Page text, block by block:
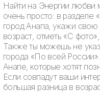
Найти на Энергии любви
очень просто: в разделе
город Анапа, укажи свою
возраст, отметь «С
Также ты можешь не
города «По всей
Анапе, которые хотят
Если совпадут ваши
большая разница в